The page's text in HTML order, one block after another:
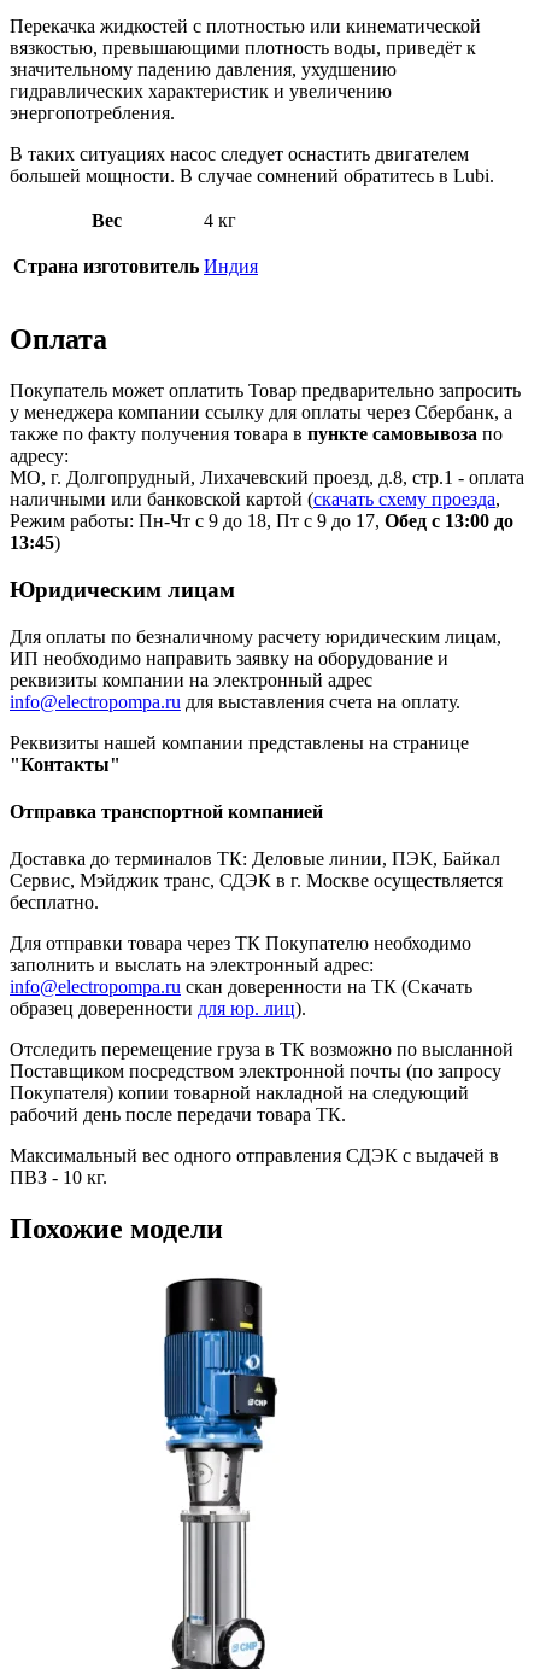
Перекачка жидкостей с плотностью или кинематической
вязкостью, превышающими плотность воды, приведёт к
значительному падению давления, ухудшению
гидравлических характеристик и увеличению
энергопотребления.
В таких ситуациях насос следует оснастить двигателем
большей мощности. В случае сомнений обратитесь в Lubi.
Вес 4 кг
Страна изготовитель Индия
Оплата
Покупатель может оплатить Товар предварительно запросить
у менеджера компании ссылку для оплаты через Сбербанк, а
также по факту получения товара в пункте самовывоза по
адресу:
МО, г. Долгопрудный, Лихачевский проезд, д.8, стр.1 - оплата
наличными или банковской картой (скачать схему проезда,
Режим работы: Пн-Чт с 9 до 18, Пт с 9 до 17, Обед с 13:00 до
13:45)
Юридическим лицам
Для оплаты по безналичному расчету юридическим лицам,
ИП необходимо направить заявку на оборудование и
реквизиты компании на электронный адрес
info@electropompa.ru для выставления счета на оплату.
Реквизиты нашей компании представлены на странице
"Контакты"
Отправка транспортной компанией
Доставка до терминалов ТК: Деловые линии, ПЭК, Байкал
Сервис, Мэйджик транс, СДЭК в г. Москве осуществляется
бесплатно.
Для отправки товара через ТК Покупателю необходимо
заполнить и выслать на электронный адрес:
info@electropompa.ru скан доверенности на ТК (Скачать
образец доверенности для юр. лиц).
Отследить перемещение груза в ТК возможно по высланной
Поставщиком посредством электронной почты (по запросу
Покупателя) копии товарной накладной на следующий
рабочий день после передачи товара ТК.
Максимальный вес одного отправления СДЭК с выдачей в
ПВЗ - 10 кг.
Похожие модели